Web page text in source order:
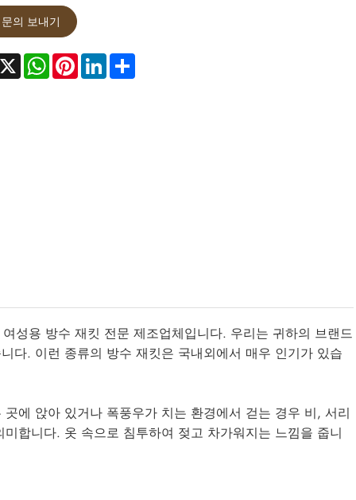
문의 보내기
X WhatsApp
PinterestLinkedInShare
성용 방수 재킷 전문 제조업체입니다. 우리는 귀하의 브랜드
다. 이런 종류의 방수 재킷은 국내외에서 매우 인기가 있습
에 앉아 있거나 폭풍우가 치는 환경에서 걷는 경우 비, 서리
합니다. 옷 속으로 침투하여 젖고 차가워지는 느낌을 줍니